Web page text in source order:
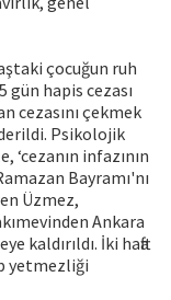
çocuğun ruh
gün hapis cezası
cezasını çekmek
Psikolojik
‘cezanın infazının
Bayramı'nı
Üzmez,
Ankara
kaldırıldı. İki hafta
yetmezliği